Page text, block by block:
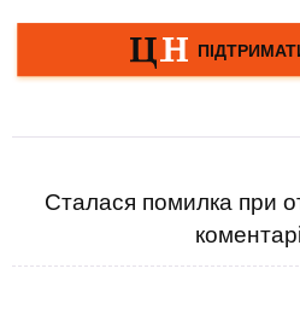
Сталася помилка при